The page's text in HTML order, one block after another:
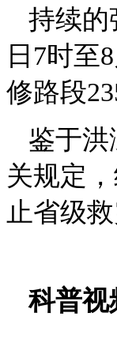
持续的
日7时至
修路段
鉴于洪
关规定
止省级
科普视